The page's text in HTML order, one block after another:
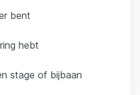
bent
hebt
stage of bijbaan